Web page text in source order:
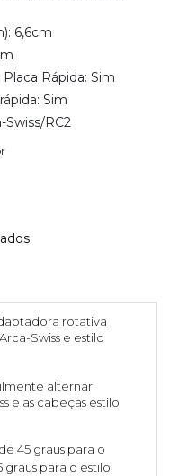
6,6cm
Rápida: Sim
Sim
Swiss/RC2
rotativa
Swiss e estilo
alternar
e as cabeças estilo
45 graus para o
graus para o estilo